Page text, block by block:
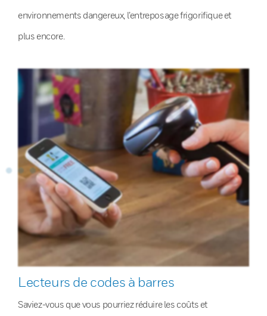
environnements dangereux, l’entreposage frigorifique et
plus encore.
Lecteurs de codes à barres
Saviez-vous que vous pourriez réduire les coûts et